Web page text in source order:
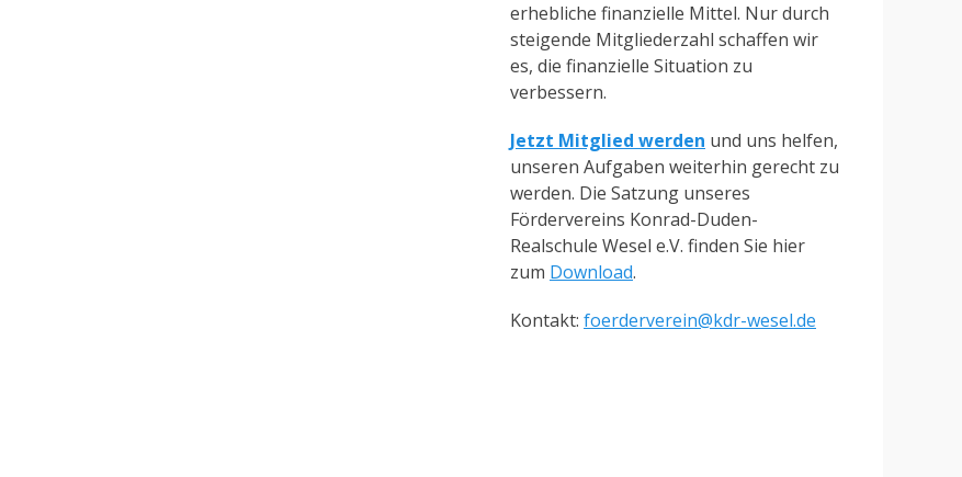
erhebliche finanzielle Mittel. Nur durch
steigende Mitgliederzahl schaffen wir
es, die finanzielle Situation zu
verbessern.
Jetzt Mitglied werden und uns helfen,
unseren Aufgaben weiterhin gerecht zu
werden. Die Satzung unseres
Fördervereins Konrad-Duden-
Realschule Wesel e.V. finden Sie hier
zum Download.
Kontakt: foerderverein@kdr-wesel.de